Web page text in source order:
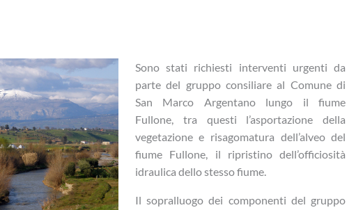
Sono stati richiesti interventi urgenti da
parte del gruppo consiliare al Comune di
San Marco Argentano lungo il fiume
Fullone, tra questi l’asportazione della
vegetazione e risagomatura dell’alveo del
fiume Fullone, il ripristino dell’officiosità
idraulica dello stesso fiume.
Il sopralluogo dei componenti del gruppo